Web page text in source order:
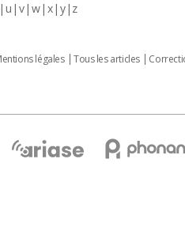
u v w x y z
légales Tous les articles